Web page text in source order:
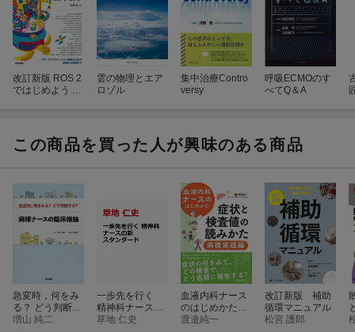
改訂新版 ROS 2
ではじめよう 次
ケーション開発
のための基礎か
雲の物理とエア
ロゾル
集中治療Contro
versy
呼吸ECMOのす
べてQ＆A
この商品を買った人が興味のある商品
急変時，何をみ
る？ どう判断す
る？ 病棟ナース
増山 純二
一歩先を行く
精神科ナースの
新スタンダード
草地 仁史
血液内科ナース
のはじめかた
症状と検査値の
渡邉純一
改訂新版 補助
循環マニュアル
松宮 護郎